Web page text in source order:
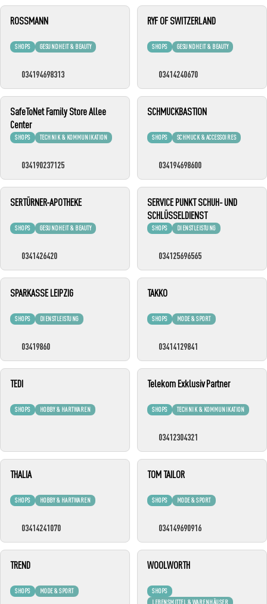
SHOPS GESUNDHEIT & BEAUTY
ROSSMANN
034194698313
SHOPS GESUNDHEIT & BEAUTY
RYF OF SWITZERLAND
03414240670
SHOPS TECHNIK & KOMMUNIKATION
SafeToNet Family Store Allee
Center
034190237125
SHOPS SCHMUCK & ACCESSOIRES
SCHMUCKBASTION
034194698600
SHOPS GESUNDHEIT & BEAUTY
SERTÜRNER-APOTHEKE
0341426420
SHOPS DIENSTLEISTUNG
SERVICE PUNKT SCHUH- UND
SCHLÜSSELDIENST
034125696565
SHOPS DIENSTLEISTUNG
SPARKASSE LEIPZIG
03419860
SHOPS MODE & SPORT
TAKKO
03414129841
SHOPS HOBBY & HARTWAREN
TEDI
SHOPS TECHNIK & KOMMUNIKATION
Telekom Exklusiv Partner
03412304321
SHOPS HOBBY & HARTWAREN
THALIA
03414241070
SHOPS MODE & SPORT
TOM TAILOR
034149690916
SHOPS MODE & SPORT
TREND
SHOPS
LEBENSMITTEL & WARENHÄUSER
WOOLWORTH